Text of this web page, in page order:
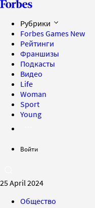
Рубрики
Forbes Games New
Рейтинги
Франшизы
Подкасты
Видео
Life
Woman
Sport
Young
Войти
25 April 2024
Общество